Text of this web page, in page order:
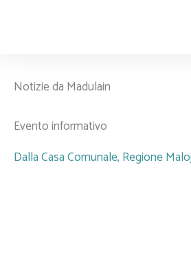
Notizie da Madulain
Evento informativo
Dalla Casa Comunale, Regione